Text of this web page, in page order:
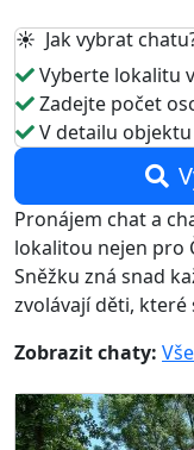
☀️ Jak vybrat
Vyberte lokalitu
Zadejte počet
V detailu
Pronájem chat a
lokalitou nejen pro
Sněžku zná snad
zvolávají děti, které
Zobrazit chaty: Vše